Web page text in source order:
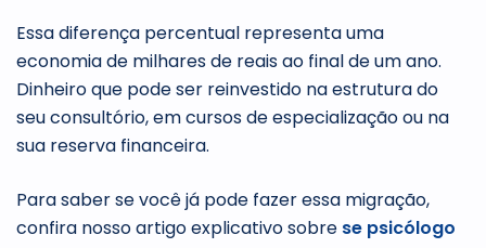
Essa diferença percentual representa uma
economia de milhares de reais ao final de um ano.
Dinheiro que pode ser reinvestido na estrutura do
seu consultório, em cursos de especialização ou na
sua reserva financeira.
Para saber se você já pode fazer essa migração,
confira nosso artigo explicativo sobre se psicólogo